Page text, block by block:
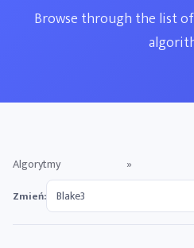
Browse through the list
Algorytmy »
Zmień: